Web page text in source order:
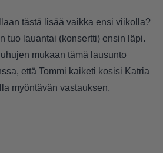
tästä lisää vaikka ensi viikolla?
tuo lauantai (konsertti) ensin läpi.
mukaan tämä lausunto
että Tommi kaiketi kosisi Katria
myöntävän vastauksen.